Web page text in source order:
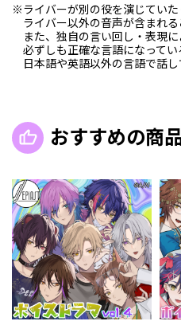
※ライバーが別の役を演じていた
ライバー以外の音声が含まれる
また、独自の言い回し・表現に
必ずしも正確な言語になってい
日本語や英語以外の言語で話し
おすすめの商